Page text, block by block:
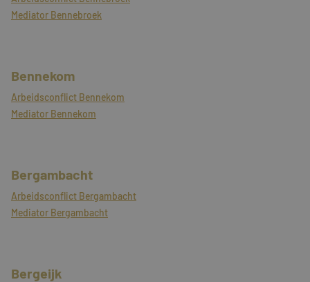
Mediator Bennebroek
Bennekom
Arbeidsconflict Bennekom
Mediator Bennekom
Bergambacht
Arbeidsconflict Bergambacht
Mediator Bergambacht
Bergeijk